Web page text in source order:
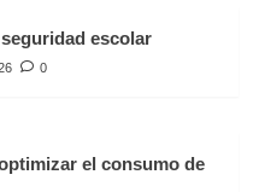
escolar
0
el consumo de